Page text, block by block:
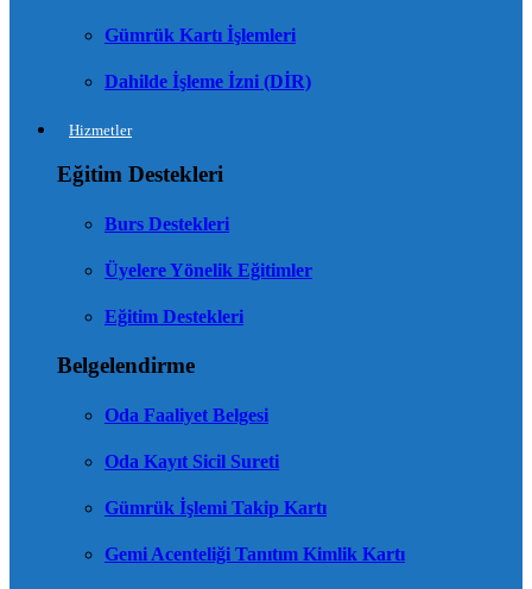
Gümrük Kartı İşlemleri
Dahilde İşleme İzni (DİR)
Hizmetler
Eğitim Destekleri
Burs Destekleri
Üyelere Yönelik Eğitimler
Eğitim Destekleri
Belgelendirme
Oda Faaliyet Belgesi
Oda Kayıt Sicil Sureti
Gümrük İşlemi Takip Kartı
Gemi Acenteliği Tanıtım Kimlik Kartı